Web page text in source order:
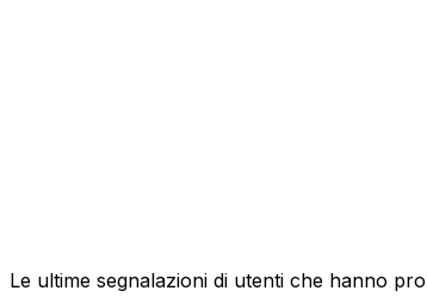
Le ultime segnalazioni di utenti che hanno